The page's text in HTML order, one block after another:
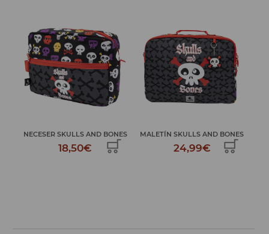
NECESER SKULLS AND BONES
18,50€
MALETÍN SKULLS AND BONES
24,99€